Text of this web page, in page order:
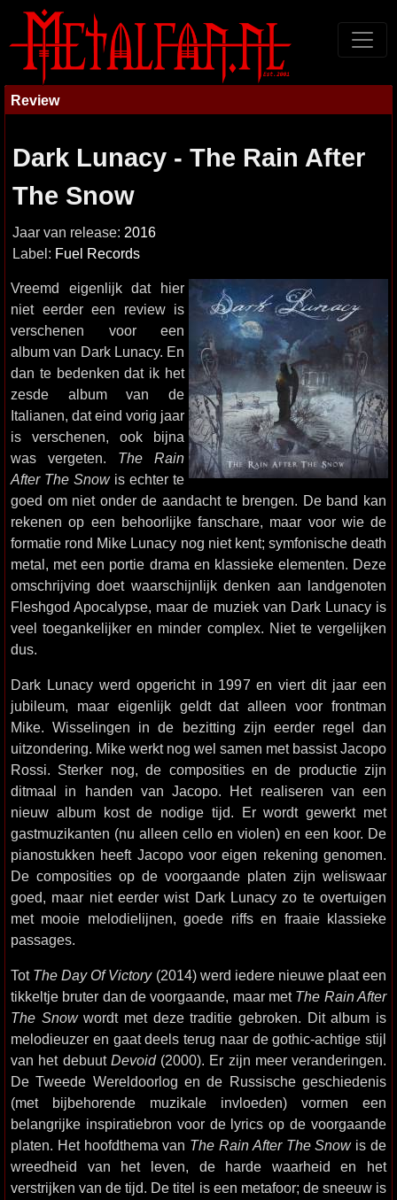
Review
Dark Lunacy - The Rain After
The Snow
Jaar van release: 2016
Label: Fuel Records
Vreemd eigenlijk dat hier
niet eerder een review is
verschenen voor een
album van Dark Lunacy. En
dan te bedenken dat ik het
zesde album van de
Italianen, dat eind vorig jaar
is verschenen, ook bijna
was vergeten. The Rain
After The Snowis echter te
goed om niet onder de aandacht te brengen. De band kan
rekenen op een behoorlijke fanschare, maar voor wie de
formatie rond Mike Lunacy nog niet kent; symfonische death
metal, met een portie drama en klassieke elementen. Deze
omschrijving doet waarschijnlijk denken aan landgenoten
Fleshgod Apocalypse, maar de muziek van Dark Lunacy is
veel toegankelijker en minder complex. Niet te vergelijken
dus.
Dark Lunacy werd opgericht in 1997 en viert dit jaar een
jubileum, maar eigenlijk geldt dat alleen voor frontman
Mike. Wisselingen in de bezitting zijn eerder regel dan
uitzondering. Mike werkt nog wel samen met bassist Jacopo
Rossi. Sterker nog, de composities en de productie zijn
ditmaal in handen van Jacopo. Het realiseren van een
nieuw album kost de nodige tijd. Er wordt gewerkt met
gastmuzikanten (nu alleen cello en violen) en een koor. De
pianostukken heeft Jacopo voor eigen rekening genomen.
De composities op de voorgaande platen zijn weliswaar
goed, maar niet eerder wist Dark Lunacy zo te overtuigen
met mooie melodielijnen, goede riffs en fraaie klassieke
passages.
Tot The Day Of Victory(2014) werd iedere nieuwe plaat een
tikkeltje bruter dan de voorgaande, maar met The Rain After
The Snowwordt met deze traditie gebroken. Dit album is
melodieuzer en gaat deels terug naar de gothic-achtige stijl
van het debuut Devoid(2000). Er zijn meer veranderingen.
De Tweede Wereldoorlog en de Russische geschiedenis
(met bijbehorende muzikale invloeden) vormen een
belangrijke inspiratiebron voor de lyrics op de voorgaande
platen. Het hoofdthema van The Rain After The Snowis de
wreedheid van het leven, de harde waarheid en het
verstrijken van de tijd. De titel is een metafoor; de sneeuw is